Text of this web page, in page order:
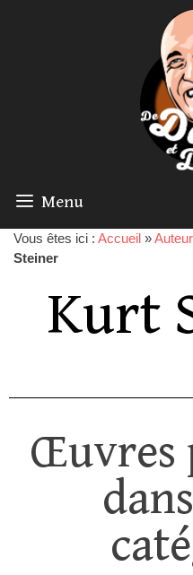
Menu
Vous êtes ici : Accueil »
Steiner
Kurt
Œuvres